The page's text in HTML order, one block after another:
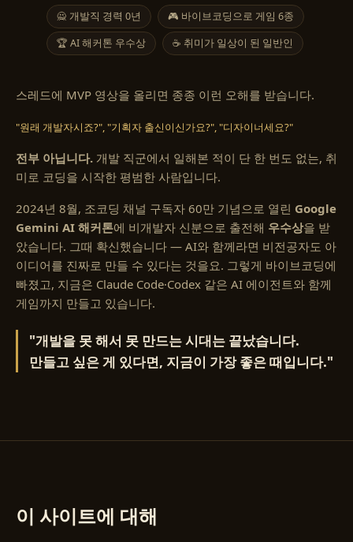
🙅 개발직 경력 0년
🎮 바이브코딩으로 게임 6종
🏆 AI 해커톤 우수상
☕ 취미가 일상이 된 일반인
스레드에 MVP 영상을 올리면 종종 이런 오해를 받습니다.
"원래 개발자시죠?", "기획자 출신이신가요?", "디자이너세요?"
전부 아닙니다. 개발 직군에서 일해본 적이 단 한 번도 없는, 취
미로 코딩을 시작한 평범한 사람입니다.
2024년 8월, 조코딩 채널 구독자 60만 기념으로 열린 Google
Gemini AI 해커톤에 비개발자 신분으로 출전해 우수상을 받
았습니다. 그때 확신했습니다 — AI와 함께라면 비전공자도 아
이디어를 진짜로 만들 수 있다는 것을요. 그렇게 바이브코딩에
빠졌고, 지금은 Claude Code·Codex 같은 AI 에이전트와 함께
게임까지 만들고 있습니다.
"개발을 못 해서 못 만드는 시대는 끝났습니다.
만들고 싶은 게 있다면, 지금이 가장 좋은 때입니다."
이 사이트에 대해